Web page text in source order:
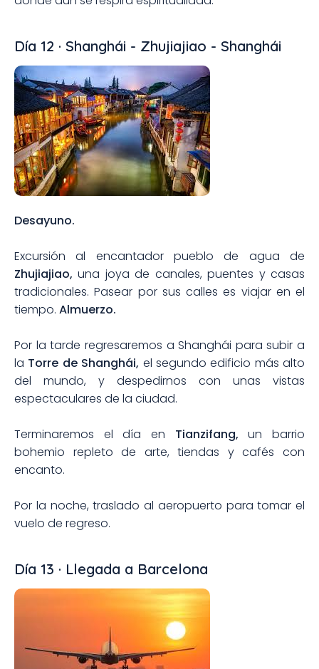
Día 12 · Shanghái - Zhujiajiao - Shanghái
Desayuno.
Excursión al encantador pueblo de agua de
Zhujiajiao, una joya de canales, puentes y casas
tradicionales. Pasear por sus calles es viajar en el
tiempo. Almuerzo.
Por la tarde regresaremos a Shanghái para subir a
la Torre de Shanghái, el segundo edificio más alto
del mundo, y despedirnos con unas vistas
espectaculares de la ciudad.
Terminaremos el día en Tianzifang, un barrio
bohemio repleto de arte, tiendas y cafés con
encanto.
Por la noche, traslado al aeropuerto para tomar el
vuelo de regreso.
Día 13 · Llegada a Barcelona